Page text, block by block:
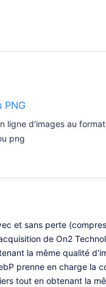
PNG
ligne d'images au format
png
et sans perte
de On2
la même qualité
prenne en charge
tout en obtenant la